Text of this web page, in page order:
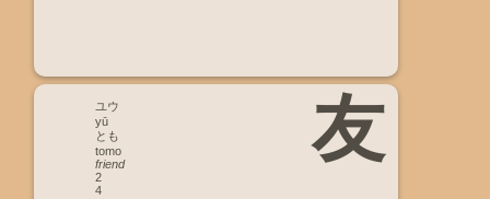
友
ユウ
yū
とも
tomo
friend
2
4